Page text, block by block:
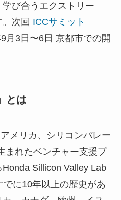
び合うエクストリー
次回 ICCサミット
月3日〜6日 京都市での開
とは
メリカ、シリコンバレー
まれたベンチャー支援プ
Sillicon Valley Lab
に10年以上の歴史があ